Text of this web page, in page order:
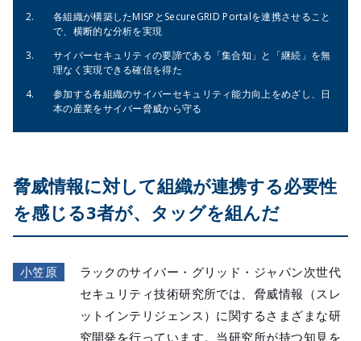
各組織が構築したMISPとSecureGRID Portalを連携させること
で、横断的な分析を実現
サイバーセキュリティの要諦である「集合知」と「継続」を無
理なく実現できる確信を得た
参加する各組織のサイバーセキュリティ能力向上をめざし、日
本の産業をサイバー脅威から守る
脅威情報に対して組織が連携する必要性
を感じる3者が、タッグを組んだ
小笠原
ラックのサイバー・グリッド・ジャパン次世代
セキュリティ技術研究所では、脅威情報（スレ
ットインテリジェンス）に関するさまざまな研
究開発を行っています。当研究所が持つ知見を